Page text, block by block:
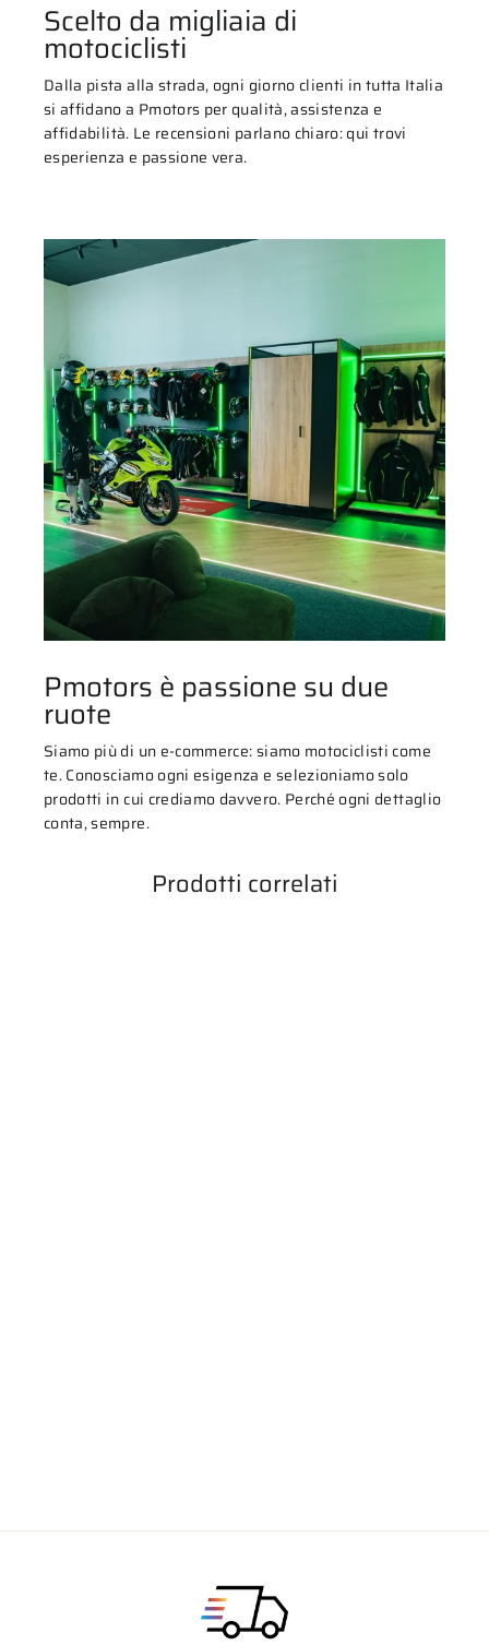
Scelto da migliaia di
motociclisti
Dalla pista alla strada, ogni giorno clienti in tutta Italia
si affidano a Pmotors per qualità, assistenza e
affidabilità. Le recensioni parlano chiaro: qui trovi
esperienza e passione vera.
Pmotors è passione su due
ruote
Siamo più di un e-commerce: siamo motociclisti come
te. Conosciamo ogni esigenza e selezioniamo solo
prodotti in cui crediamo davvero. Perché ogni dettaglio
conta, sempre.
Prodotti correlati